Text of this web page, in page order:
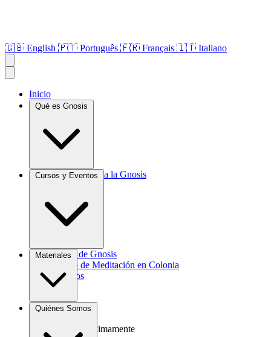
🇬🇧 English 🇵🇹 Português 🇫🇷 Français 🇮🇹 Italiano
Inicio
Qué es Gnosis
Introducción a la Gnosis
Cursos y Eventos
Curso de Gnosis
Grupo de Meditación en Colonia
Eventos
Materiales
Libros
Próximamente
Quiénes Somos